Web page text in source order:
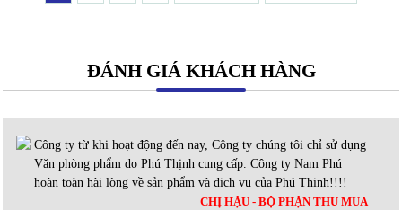
ĐÁNH GIÁ KHÁCH HÀNG
Công ty từ khi hoạt động đến nay, Công ty chúng tôi chỉ sử dụng
Văn phòng phẩm do Phú Thịnh cung cấp. Công ty Nam Phú
hoàn toàn hài lòng về sản phẩm và dịch vụ của Phú Thịnh!!!!
CHỊ HẬU - BỘ PHẬN THU MUA